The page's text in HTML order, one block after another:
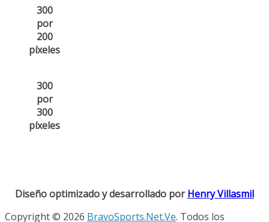
300
por
200
píxeles
300
por
300
píxeles
Diseño optimizado y desarrollado porHenry Villasmil
Copyright © 2026 BravoSports.Net.Ve. Todos los